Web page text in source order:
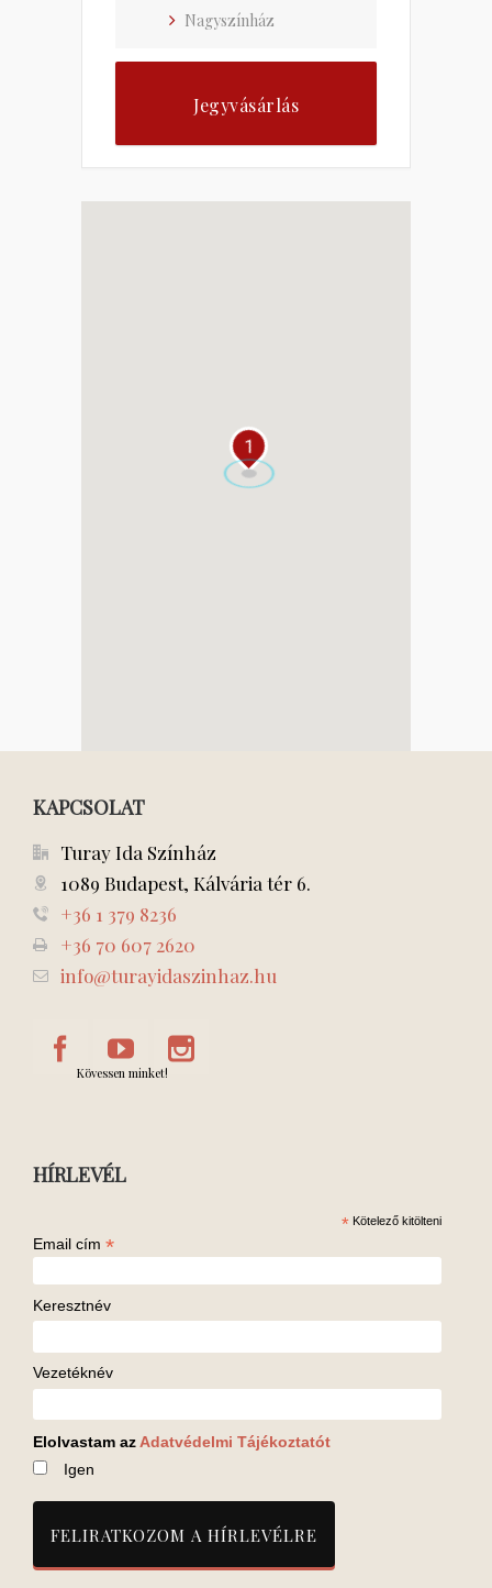
Nagyszínház
Jegyvásárlás
1
KAPCSOLAT
Turay Ida Színház
1089 Budapest, Kálvária tér 6.
+36 1 379 8236
+36 70 607 2620
info@turayidaszinhaz.hu
Kövessen minket!
HÍRLEVÉL
* Kötelező kitölteni
Email cím *
Keresztnév
Vezetéknév
Elolvastam az Adatvédelmi Tájékoztatót
Igen